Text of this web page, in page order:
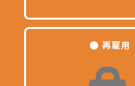
再雇用